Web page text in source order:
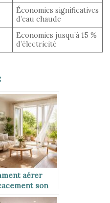
Économies significatives
d’eau chaude
Economies jusqu’à 15 %
d’électricité
aérer
son